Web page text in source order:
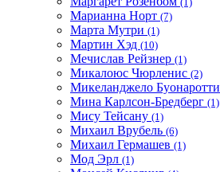
Марианна Норт (7)
Марта Мутри (1)
Мартин Хэд (10)
Мечислав Рейзнер (1)
Микалоюс Чюрленис (2)
Микеланджело Буонаротти
Мина Карлсон-Бредберг (1)
Мису Тейсану (1)
Михаил Врубель (6)
Михаил Гермашев (1)
Мод Эрл (1)